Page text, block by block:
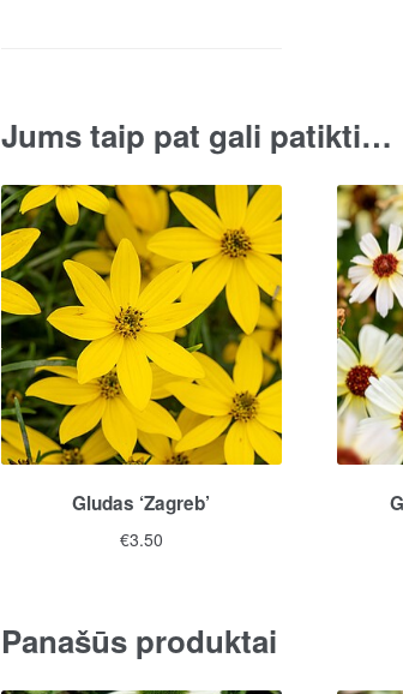
Jums taip pat gali patikti…
Gludas ‘Zagreb’
€3.50
Panašūs produktai